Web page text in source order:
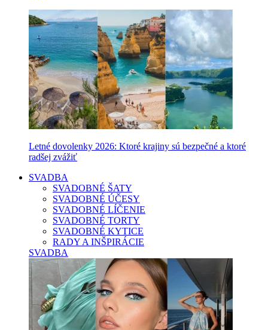
Letné dovolenky 2026: Ktoré krajiny sú bezpečné a ktoré
radšej zvážiť
SVADBA
SVADOBNÉ ŠATY
SVADOBNÉ ÚČESY
SVADOBNÉ LÍČENIE
SVADOBNÉ TORTY
SVADOBNÉ KYTICE
RADY A INŠPIRÁCIE
SVADBA